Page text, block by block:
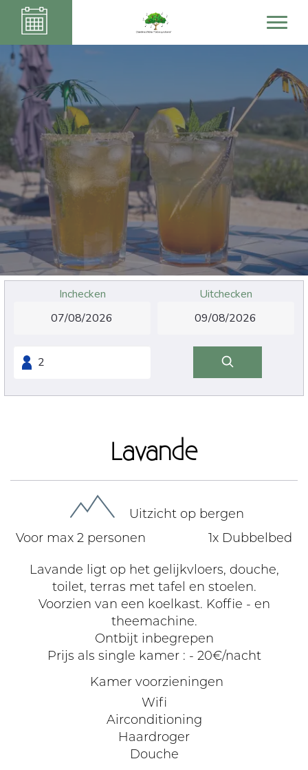
Inchecken Uitchecken
Lavande
Uitzicht op bergen
Voor max 2 personen
1x Dubbelbed
Lavande ligt op het gelijkvloers, douche,
toilet, terras met tafel en stoelen.
Voorzien van een koelkast. Koffie - en
theemachine.
Ontbijt inbegrepen
Prijs als single kamer : - 20€/nacht
Kamer voorzieningen
Wifi
Airconditioning
Haardroger
Douche